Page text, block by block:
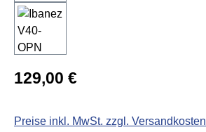
Regulärer Preis:
129,00 €
Preise inkl. MwSt. zzgl. Versandkosten